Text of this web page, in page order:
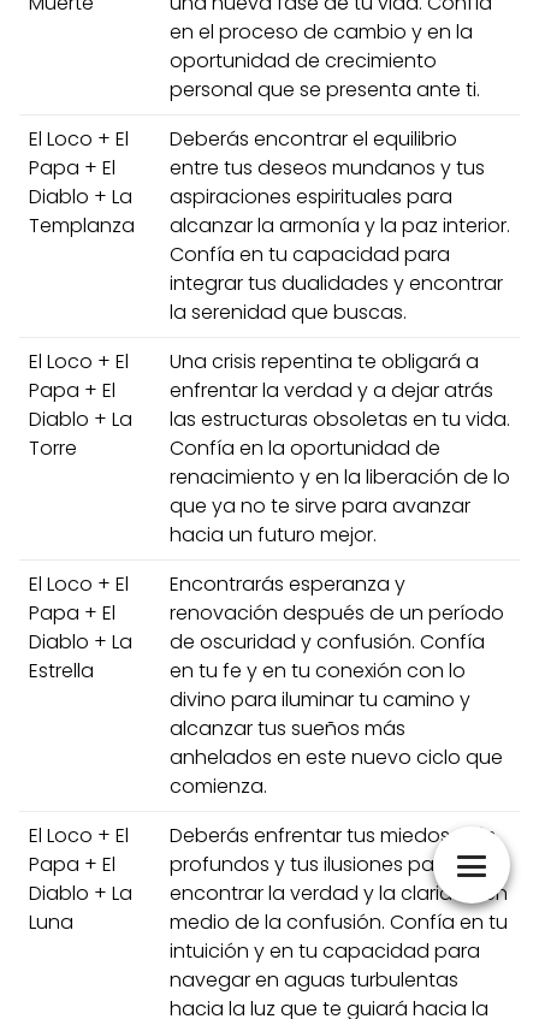
en el proceso de cambio y en la
oportunidad de crecimiento
personal que se presenta ante ti.
El Loco + El
Papa + El
Diablo + La
Templanza
Deberás encontrar el equilibrio
entre tus deseos mundanos y tus
aspiraciones espirituales para
alcanzar la armonía y la paz interior.
Confía en tu capacidad para
integrar tus dualidades y encontrar
la serenidad que buscas.
El Loco + El
Papa + El
Diablo + La
Torre
Una crisis repentina te obligará a
enfrentar la verdad y a dejar atrás
las estructuras obsoletas en tu vida.
Confía en la oportunidad de
renacimiento y en la liberación de lo
que ya no te sirve para avanzar
hacia un futuro mejor.
El Loco + El
Papa + El
Diablo + La
Estrella
Encontrarás esperanza y
renovación después de un período
de oscuridad y confusión. Confía
en tu fe y en tu conexión con lo
divino para iluminar tu camino y
alcanzar tus sueños más
anhelados en este nuevo ciclo que
comienza.
El Loco + El
Papa + El
Diablo + La
Luna
Deberás enfrentar tus miedos más
profundos y tus ilusiones para
encontrar la verdad y la claridad en
medio de la confusión. Confía en tu
intuición y en tu capacidad para
navegar en aguas turbulentas
hacia la luz que te guiará hacia la